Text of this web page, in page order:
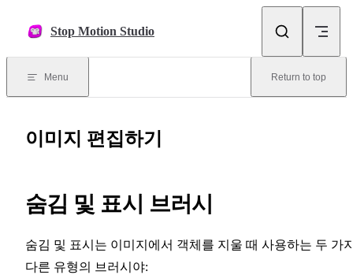
Stop Motion Studio
Menu Return to top
이미지 편집하기
숨김 및 표시 브러시
숨김 및 표시는 이미지에서 객체를 지울 때 사용하는 두 가
다른 유형의 브러시야: